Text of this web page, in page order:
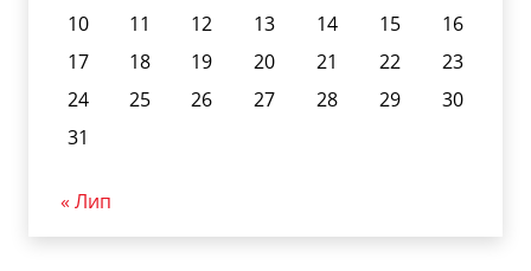
10
11 12 13 14 15
16
17
18 19 20 21 22
23
24
25 26 27 28 29
30
31
« Лип